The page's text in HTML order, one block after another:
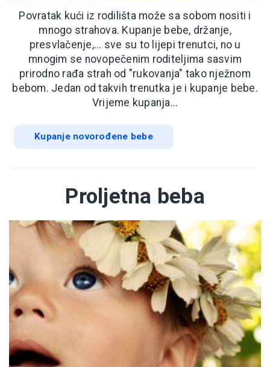
Povratak kući iz rodilišta može sa sobom nositi i
mnogo strahova. Kupanje bebe, držanje,
presvlačenje,... sve su to lijepi trenutci, no u
mnogim se novopečenim roditeljima sasvim
prirodno rađa strah od "rukovanja" tako nježnom
bebom. Jedan od takvih trenutka je i kupanje bebe.
Vrijeme kupanja...
Kupanje novorođene bebe
Proljetna beba